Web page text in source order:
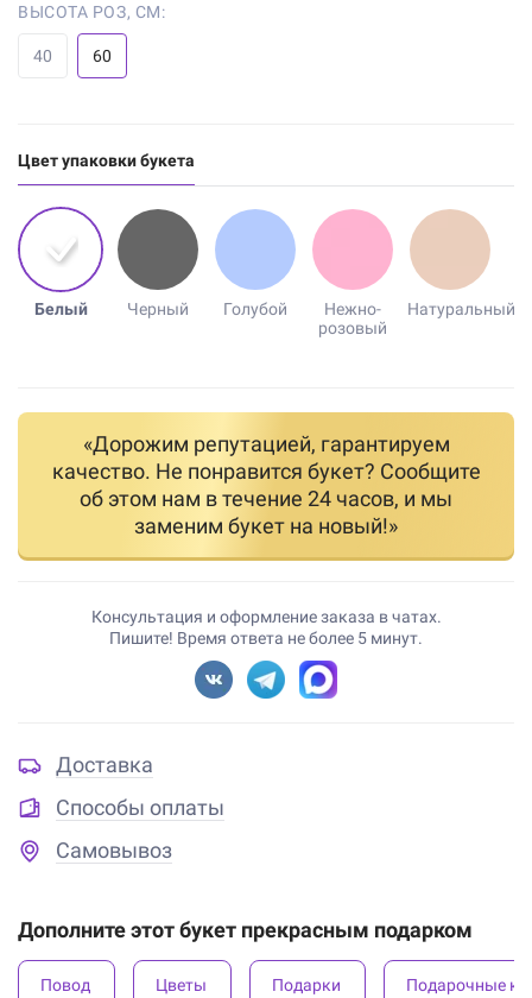
ВЫСОТА РОЗ, СМ:
40 60
Цвет упаковки букета
Белый Черный Голубой
Нежно-
розовый
Натуральный
«Дорожим репутацией, гарантируем
качество. Не понравится букет? Сообщите
об этом нам в течение 24 часов, и мы
заменим букет на новый!»
Консультация и оформление заказа в чатах.
Пишите! Время ответа не более 5 минут.
Доставка
Способы оплаты
Самовывоз
Дополните этот букет прекрасным подарком
Повод Цветы Подарки Подарочные